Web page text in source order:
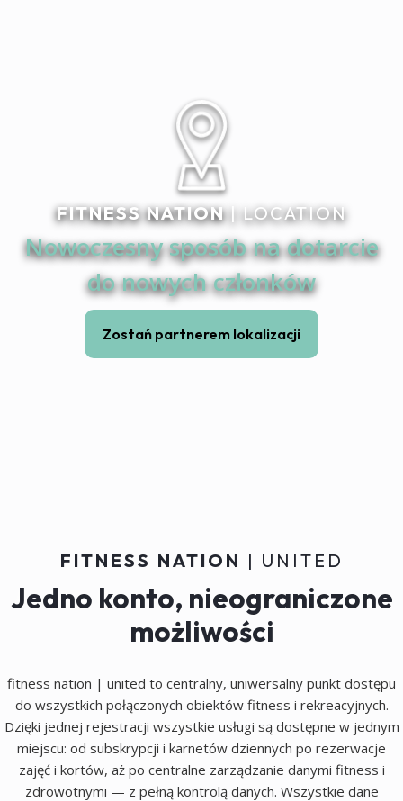
FITNESS NATION| LOCATION
Nowoczesny sposób na dotarcie
do nowych członków
Zostań partnerem lokalizacji
FITNESS NATION | UNITED
Jedno konto, nieograniczone
możliwości
fitness nation | united to centralny, uniwersalny punkt dostępu
do wszystkich połączonych obiektów fitness i rekreacyjnych.
Dzięki jednej rejestracji wszystkie usługi są dostępne w jednym
miejscu: od subskrypcji i karnetów dziennych po rezerwacje
zajęć i kortów, aż po centralne zarządzanie danymi fitness i
zdrowotnymi — z pełną kontrolą danych. Wszystkie dane